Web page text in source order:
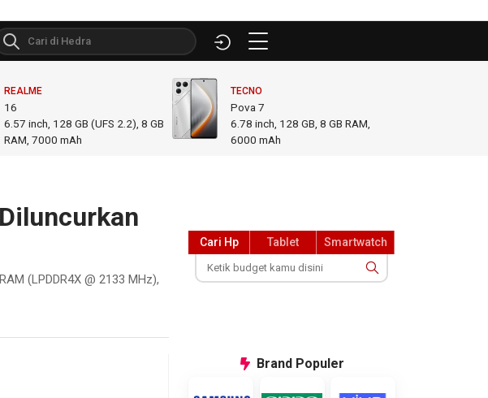
REALME
16
6.57 inch, 128 GB (UFS 2.2), 8 GB
RAM 7000 mAh
TECNO
Pova 7
6.78 inch, 128 GB, 8 GB RAM
6000 mAh
(LPDDR4X @ 2133 MHz),
Cari Hp Tablet Smartwatch
Brand Populer